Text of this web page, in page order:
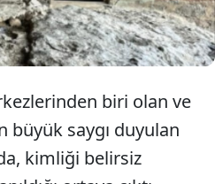
biri olan ve
büyük saygı duyulan
kimliği belirsiz